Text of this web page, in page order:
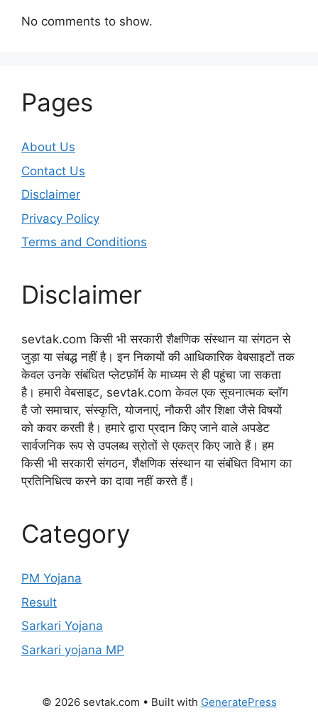
No comments to show.
Pages
About Us
Contact Us
Disclaimer
Privacy Policy
Terms and Conditions
Disclaimer
sevtak.com किसी भी सरकारी शैक्षणिक संस्थान या संगठन से
जुड़ा या संबद्ध नहीं है। इन निकायों की आधिकारिक वेबसाइटों तक
केवल उनके संबंधित प्लेटफ़ॉर्म के माध्यम से ही पहुंचा जा सकता
है। हमारी वेबसाइट, sevtak.com केवल एक सूचनात्मक ब्लॉग
है जो समाचार, संस्कृति, योजनाएं, नौकरी और शिक्षा जैसे विषयों
को कवर करती है। हमारे द्वारा प्रदान किए जाने वाले अपडेट
सार्वजनिक रूप से उपलब्ध स्रोतों से एकत्र किए जाते हैं। हम
किसी भी सरकारी संगठन, शैक्षणिक संस्थान या संबंधित विभाग का
प्रतिनिधित्व करने का दावा नहीं करते हैं।
Category
PM Yojana
Result
Sarkari Yojana
Sarkari yojana MP
© 2026 sevtak.com • Built with GeneratePress